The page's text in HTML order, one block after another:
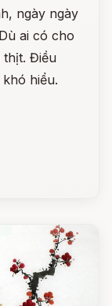
ngày ngày
ai có cho
thịt. Điều
hiểu.